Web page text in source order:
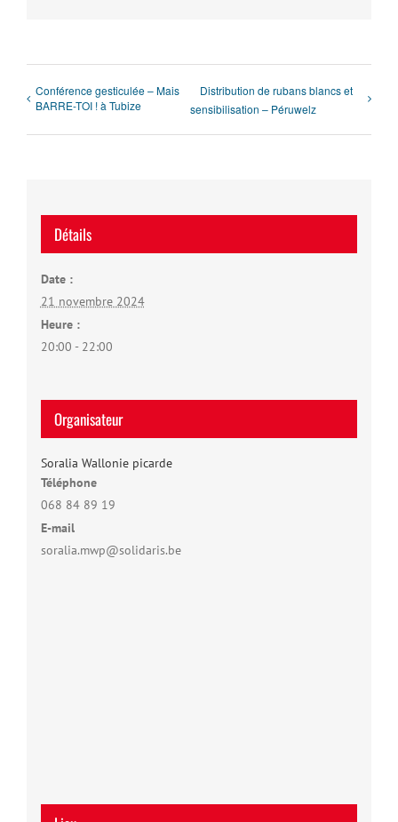
Conférence gesticulée – Mais
BARRE-TOI ! à Tubize
Distribution de rubans blancs et
sensibilisation – Péruwelz
Détails
Date :
21 novembre 2024
Heure :
20:00 - 22:00
Organisateur
Soralia Wallonie picarde
Téléphone
068 84 89 19
E-mail
soralia.mwp@solidaris.be